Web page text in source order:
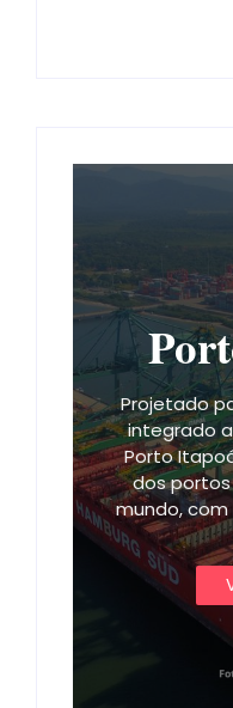
Projetado
integrado
Porto
dos
mundo,